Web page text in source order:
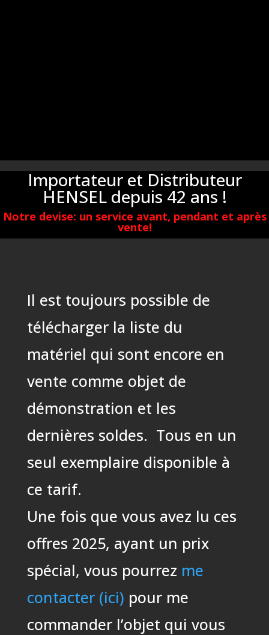
Importateur et Distributeur
HENSEL depuis 42 ans !
Notre devise: un service avant, pendant et après
vente!
Il est toujours possible de
télécharger la liste du
matériel qui sont encore en
vente comme objet de
démonstration et les
dernières soldes. Tous en un
seul exemplaire disponible à
ce tarif.
Une fois que vous avez lu ces
offres 2025, ayant un prix
spécial, vous pourrez me
contacter (ici) pour me
commander l’objet qui vous